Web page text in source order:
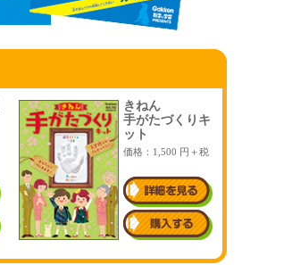
きねん
手がたづくりキ
ット
価格：1,500 円＋税